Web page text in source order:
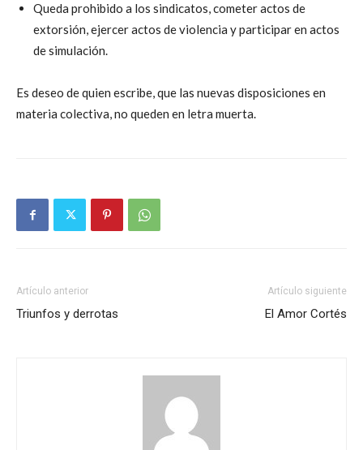
Queda prohibido a los sindicatos, cometer actos de
extorsión, ejercer actos de violencia y participar en actos
de simulación.
Es deseo de quien escribe, que las nuevas disposiciones en
materia colectiva, no queden en letra muerta.
Artículo anterior
Triunfos y derrotas
Artículo siguiente
El Amor Cortés